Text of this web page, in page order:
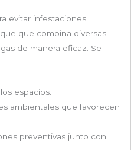
evitar infestaciones
que combina diversas
de manera eficaz. Se
espacios.
ambientales que favorecen
preventivas junto con